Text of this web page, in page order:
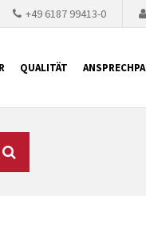
+49 6187 99413-0
QUALITÄT